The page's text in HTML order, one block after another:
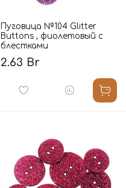
Пуговица №104 Glitter
Buttons , фиолетовый с
блестками
2.63 Br